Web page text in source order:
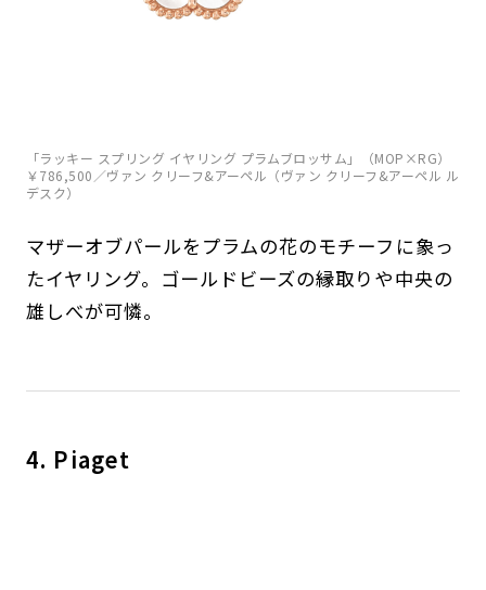
「ラッキー スプリング イヤリング プラムブロッサム」（MOP×RG）
￥786,500／ヴァン クリーフ&アーペル（ヴァン クリーフ&アーペル ル
デスク）
マザーオブパールをプラムの花のモチーフに象っ
たイヤリング。ゴールドビーズの縁取りや中央の
雄しべが可憐。
4. Piaget